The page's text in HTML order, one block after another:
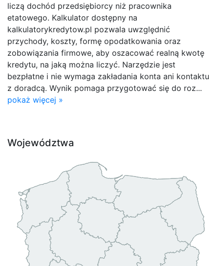
liczą dochód przedsiębiorcy niż pracownika
etatowego. Kalkulator dostępny na
kalkulatorykredytow.pl pozwala uwzględnić
przychody, koszty, formę opodatkowania oraz
zobowiązania firmowe, aby oszacować realną kwotę
kredytu, na jaką można liczyć. Narzędzie jest
bezpłatne i nie wymaga zakładania konta ani kontaktu
z doradcą. Wynik pomaga przygotować się do roz...
pokaż więcej »
Województwa